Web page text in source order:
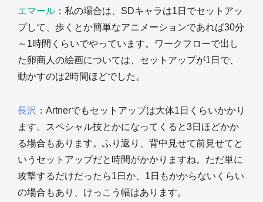
エマール ：私の場合は、SDキャラは1日でセットアッ
プして、歩くとか簡単なアニメーションであれば30分
～1時間くらいでやっています。ワークフローで出し
た卵商人の絵画については、セットアップが1日で、
動かすのは2時間ほどでした。
長沢 ：Artnerでもセットアップは大体1日くらいかかり
ます。スペシャル技とかになってくると3日ほどかか
る場合もあります。ふり返り、背中見せて前見せてと
いうセットアップだと時間がかかりますね。ただ単に
攻撃するだけだったら1日か、1日もかからないくらい
の場合もあり、けっこう幅はあります。